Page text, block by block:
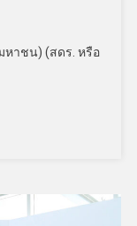
หาชน) (สดร. หรือ